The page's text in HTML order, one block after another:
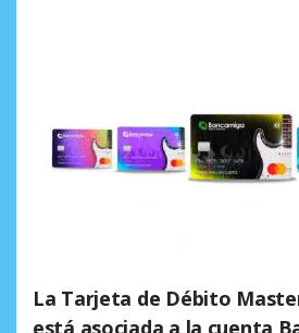
La Tarjeta de Débito
está asociada a la cuenta